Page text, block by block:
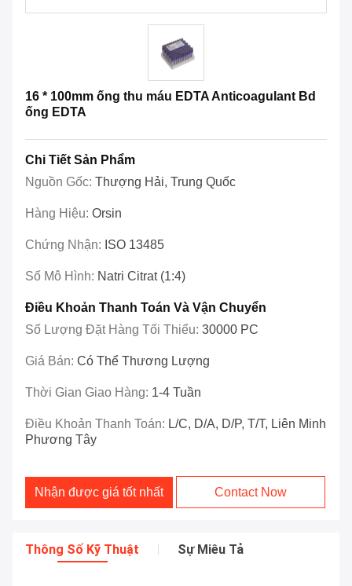
16 * 100mm ống thu máu EDTA Anticoagulant Bd
ống EDTA
Chi Tiết Sản Phẩm
Nguồn Gốc: Thượng Hải, Trung Quốc
Hàng Hiệu: Orsin
Chứng Nhận: ISO 13485
Số Mô Hình: Natri Citrat (1:4)
Điều Khoản Thanh Toán Và Vận Chuyển
Số Lượng Đặt Hàng Tối Thiểu: 30000 PC
Giá Bán: Có Thể Thương Lượng
Thời Gian Giao Hàng: 1-4 Tuần
Điều Khoản Thanh Toán: L/C, D/A, D/P, T/T, Liên Minh
Phương Tây
Nhận được giá tốt nhất Contact Now
Thông Số Kỹ Thuật Sự Miêu Tả